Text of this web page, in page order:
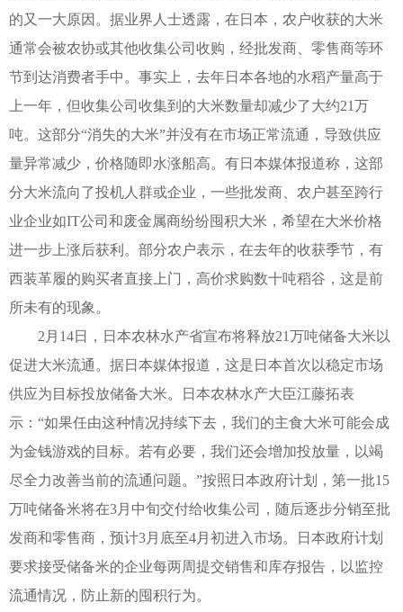
的又一大原因。据业界人士透露，在日本，农户收获的大米
通常会被农协或其他收集公司收购，经批发商、零售商等环
节到达消费者手中。事实上，去年日本各地的水稻产量高于
上一年，但收集公司收集到的大米数量却减少了大约21万
吨。这部分“消失的大米”并没有在市场正常流通，导致供应
量异常减少，价格随即水涨船高。有日本媒体报道称，这部
分大米流向了投机人群或企业，一些批发商、农户甚至跨行
业企业如IT公司和废金属商纷纷囤积大米，希望在大米价格
进一步上涨后获利。部分农户表示，在去年的收获季节，有
西装革履的购买者直接上门，高价求购数十吨稻谷，这是前
所未有的现象。
2月14日，日本农林水产省宣布将释放21万吨储备大米以
促进大米流通。据日本媒体报道，这是日本首次以稳定市场
供应为目标投放储备大米。日本农林水产大臣江藤拓表
示：“如果任由这种情况持续下去，我们的主食大米可能会成
为金钱游戏的目标。若有必要，我们还会增加投放量，以竭
尽全力改善当前的流通问题。”按照日本政府计划，第一批15
万吨储备米将在3月中旬交付给收集公司，随后逐步分销至批
发商和零售商，预计3月底至4月初进入市场。日本政府计划
要求接受储备米的企业每两周提交销售和库存报告，以监控
流通情况，防止新的囤积行为。